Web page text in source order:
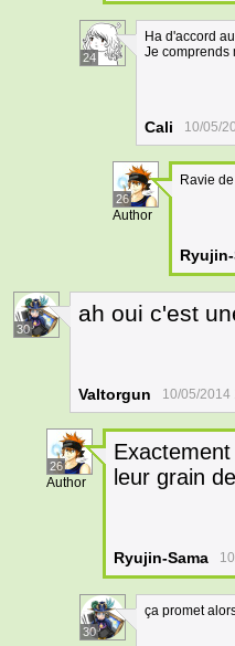
24
Ha d'accord
Je comprends
Cali 10/05/
26
Author
Ravie
30
ah oui c'est
Valtorgun 10/05/2014
26
Author
leur grain
Ryujin-Sama
30
ça promet